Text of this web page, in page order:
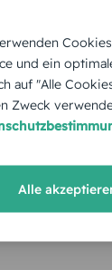
und ein
auf "Alle
Zweck
Alle